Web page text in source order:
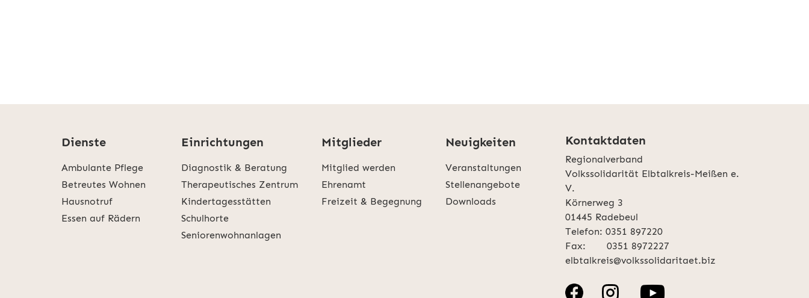
Dienste
Ambulante Pflege
Betreutes Wohnen
Hausnotruf
Essen auf Rädern
Einrichtungen
Diagnostik & Beratung
Therapeutisches Zentrum
Kindertagesstätten
Schulhorte
Seniorenwohnanlagen
Mitglieder
Mitglied werden
Ehrenamt
Freizeit & Begegnung
Neuigkeiten
Veranstaltungen
Stellenangebote
Downloads
Kontaktdaten
Regionalverband
Volkssolidarität Elbtalkreis-Meißen e.
V.
Körnerweg 3
01445 Radebeul
Telefon: 0351 897220
Fax: 0351 8972227
elbtalkreis@volkssolidaritaet.biz